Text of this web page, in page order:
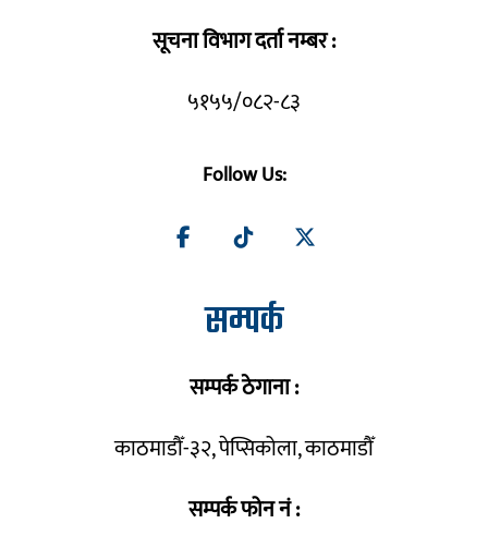
सूचना विभाग दर्ता नम्बर :
५१५५/०८२-८३
Follow Us:
सम्पर्क
सम्पर्क ठेगाना :
काठमाडौँ-३२, पेप्सिकोला, काठमाडौँ
सम्पर्क फोन नं :